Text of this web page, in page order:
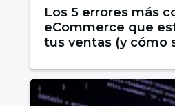
Los 5 errores más
eCommerce que
tus ventas (y cómo